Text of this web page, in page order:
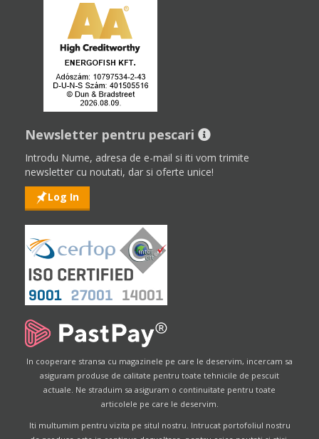
Newsletter pentru pescari
Introdu Nume, adresa de e-mail si iti vom trimite
newsletter cu noutati, dar si oferte unice!
Log In
In cooperare stransa cu magazinele pe care le deservim, incercam sa
asiguram produse de calitate pentru toate tehnicile de pescuit
actuale. Ne straduim sa asiguram o continuitate pentru toate
articolele pe care le deservim.
Iti multumim pentru vizita pe situl nostru. Intrucat portofoliul nostru